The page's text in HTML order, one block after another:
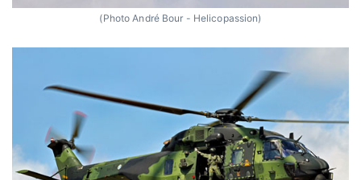
(Photo André Bour - Helicopassion)